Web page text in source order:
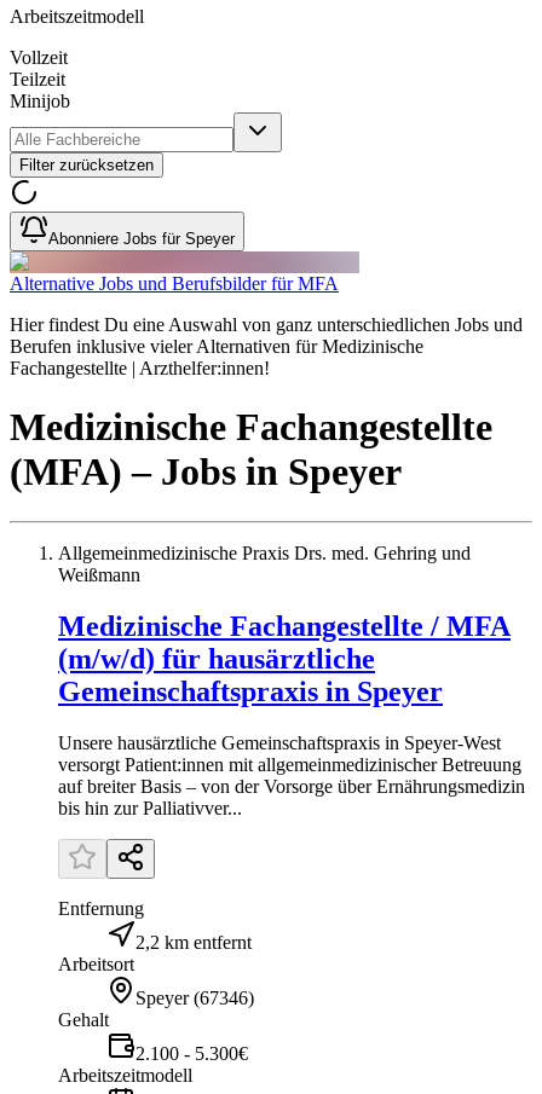
Arbeitszeitmodell
Vollzeit
Teilzeit
Minijob
Filter zurücksetzen
Abonniere Jobs für Speyer
Alternative Jobs und Berufsbilder für MFA
Hier findest Du eine Auswahl von ganz unterschiedlichen Jobs und
Berufen inklusive vieler Alternativen für Medizinische
Fachangestellte | Arzthelfer:innen!
Medizinische Fachangestellte
(MFA) – Jobs in Speyer
Allgemeinmedizinische Praxis Drs. med. Gehring und
Weißmann
Medizinische Fachangestellte / MFA
(m/w/d) für hausärztliche
Gemeinschaftspraxis in Speyer
Unsere hausärztliche Gemeinschaftspraxis in Speyer-West
versorgt Patient:innen mit allgemeinmedizinischer Betreuung
auf breiter Basis – von der Vorsorge über Ernährungsmedizin
bis hin zur Palliativver...
Entfernung
2,2 km entfernt
Arbeitsort
Speyer (67346)
Gehalt
2.100 - 5.300€
Arbeitszeitmodell